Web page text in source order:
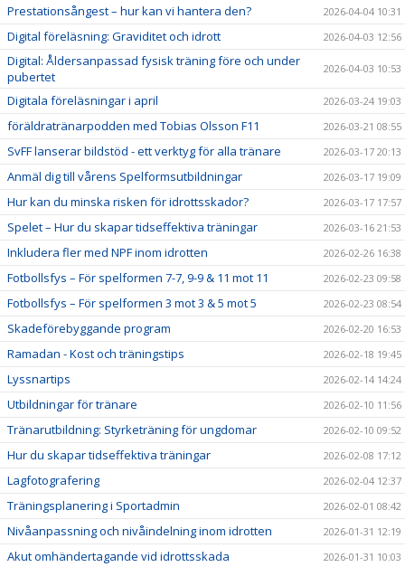
Prestationsångest – hur kan vi hantera den? 2026-04-04 10:31
Digital föreläsning: Graviditet och idrott 2026-04-03 12:56
Digital: Åldersanpassad fysisk träning före och under
pubertet
2026-04-03 10:53
Digitala föreläsningar i april 2026-03-24 19:03
föräldratränarpodden med Tobias Olsson F11 2026-03-21 08:55
SvFF lanserar bildstöd - ett verktyg för alla tränare 2026-03-17 20:13
Anmäl dig till vårens Spelformsutbildningar 2026-03-17 19:09
Hur kan du minska risken för idrottsskador? 2026-03-17 17:57
Spelet – Hur du skapar tidseffektiva träningar 2026-03-16 21:53
Inkludera fler med NPF inom idrotten 2026-02-26 16:38
Fotbollsfys – För spelformen 7-7, 9-9 & 11 mot 11 2026-02-23 09:58
Fotbollsfys – För spelformen 3 mot 3 & 5 mot 5 2026-02-23 08:54
Skadeförebyggande program 2026-02-20 16:53
Ramadan - Kost och träningstips 2026-02-18 19:45
Lyssnartips 2026-02-14 14:24
Utbildningar för tränare 2026-02-10 11:56
Tränarutbildning: Styrketräning för ungdomar 2026-02-10 09:52
Hur du skapar tidseffektiva träningar 2026-02-08 17:12
Lagfotografering 2026-02-04 12:37
Träningsplanering i Sportadmin 2026-02-01 08:42
Nivåanpassning och nivåindelning inom idrotten 2026-01-31 12:19
Akut omhändertagande vid idrottsskada 2026-01-31 10:03